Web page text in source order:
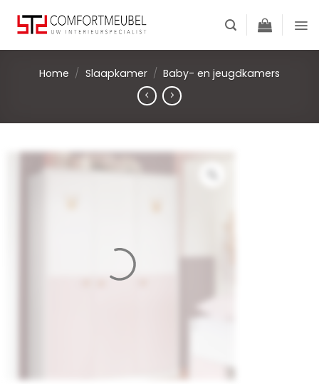
content
Home / Slaapkamer / Baby- en jeugdkamers